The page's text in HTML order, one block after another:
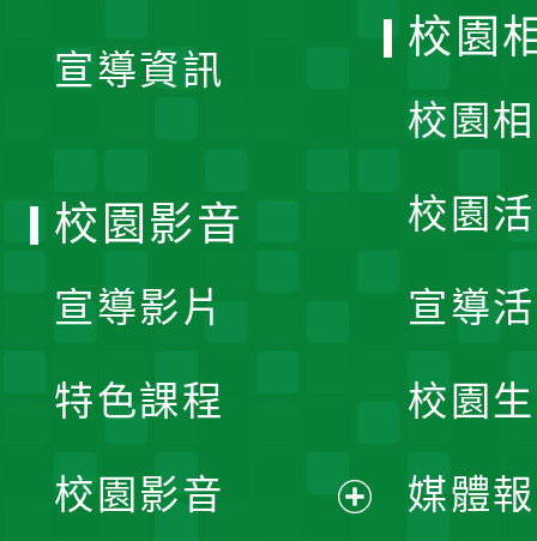
宣導資訊
校園
校園
校園
宣導
校園
媒體
校園影音
宣導影片
特色課程
校園影音